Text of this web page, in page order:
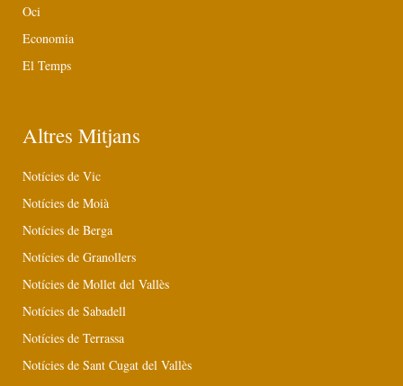
Oci
Economia
El Temps
Altres Mitjans
Notícies de Vic
Notícies de Moià
Notícies de Berga
Notícies de Granollers
Notícies de Mollet del Vallès
Notícies de Sabadell
Notícies de Terrassa
Notícies de Sant Cugat del Vallès